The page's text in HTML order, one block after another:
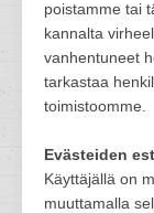
poistamme tai
kannalta
vanhentuneet
tarkastaa
toimistoomme.
Evästeiden
Käyttäjällä on
muuttamalla